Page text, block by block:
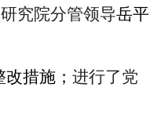
研究院分管领导岳平
改措施 ； 进行了党